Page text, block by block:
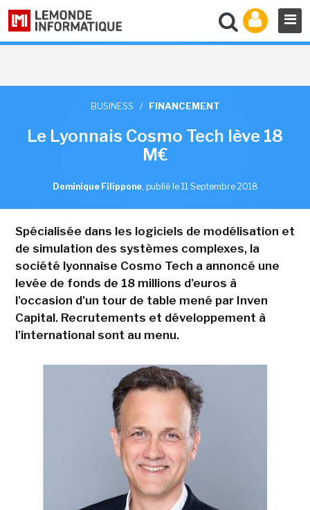
BUSINESS / FINANCEMENT
Le Lyonnais Cosmo Tech lève 18
M€
Dominique Filippone, publié le 11 Septembre 2018
Spécialisée dans les logiciels de modélisation et
de simulation des systèmes complexes, la
société lyonnaise Cosmo Tech a annoncé une
levée de fonds de 18 millions d'euros à
l'occasion d'un tour de table mené par Inven
Capital. Recrutements et développement à
l'international sont au menu.